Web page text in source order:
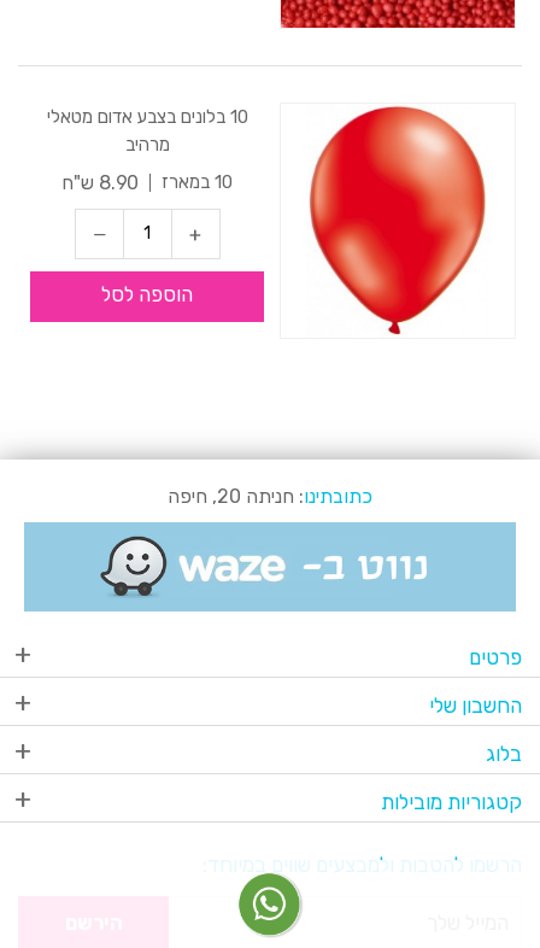
10 בלונים בצבע אדום מטאלי
מרהיב
10 במארז
8.90 ש"ח
הוספה לסל
כתובתינו: חניתה 20, חיפה
פרטים
החשבון שלי
בלוג
קטגוריות מובילות
הרשמו להטבות ולמבצעים שווים במיוחד: